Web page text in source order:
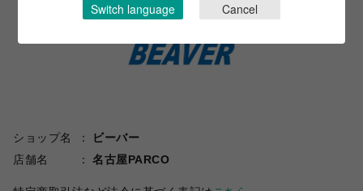
ショップ名
ビーバー
店舗名
名古屋PARCO
Switch language Cancel